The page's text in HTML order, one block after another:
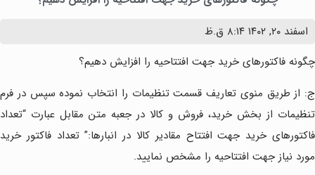
اسفند ۲۰, ۱۴۰۲
۸:۱۴ ق.ظ
چگونه فاکتورهای خرید جهت افتتاحیه را افزایش دهیم؟
ج: از طریق منوی تعاریف قسمت تنظیمات را انتخاب نموده سپس در فرم
تنظیمات از بخش خرید، فروش و کالا در جعبه متن مقابل عبارت “تعداد
فاکتورهای خرید جهت افتتاح مقادیر کالا در انبارها:” تعداد فاکتور خرید
مورد نیاز جهت افتتاحیه را مشخص نمایید.